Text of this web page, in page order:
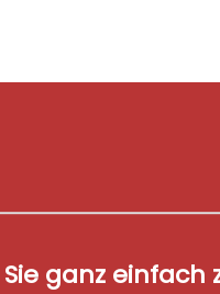
ganz einfach